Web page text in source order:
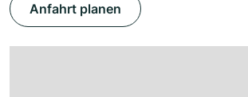
Anfahrt planen